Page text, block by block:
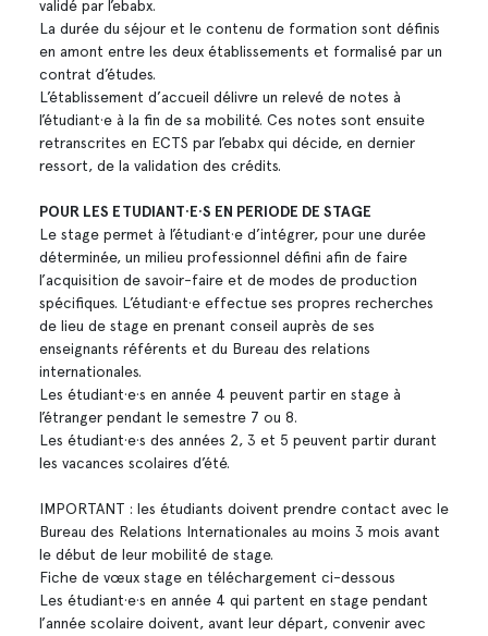
validé par l’ebabx.
La durée du séjour et le contenu de formation sont définis
en amont entre les deux établissements et formalisé par un
contrat d’études.
L’établissement d’accueil délivre un relevé de notes à
l’étudiant·e à la fin de sa mobilité. Ces notes sont ensuite
retranscrites en ECTS par l’ebabx qui décide, en dernier
ressort, de la validation des crédits.
POUR LES ETUDIANT·E·S EN PERIODE DE STAGE
Le stage permet à l’étudiant·e d’intégrer, pour une durée
déterminée, un milieu professionnel défini afin de faire
l’acquisition de savoir-faire et de modes de production
spécifiques. L’étudiant·e effectue ses propres recherches
de lieu de stage en prenant conseil auprès de ses
enseignants référents et du Bureau des relations
internationales.
Les étudiant·e·s en année 4 peuvent partir en stage à
l’étranger pendant le semestre 7 ou 8.
Les étudiant·e·s des années 2, 3 et 5 peuvent partir durant
les vacances scolaires d’été.
IMPORTANT : les étudiants doivent prendre contact avec le
Bureau des Relations Internationales au moins 3 mois avant
le début de leur mobilité de stage.
Fiche de vœux stage en téléchargement ci-dessous
Les étudiant·e·s en année 4 qui partent en stage pendant
l’année scolaire doivent, avant leur départ, convenir avec